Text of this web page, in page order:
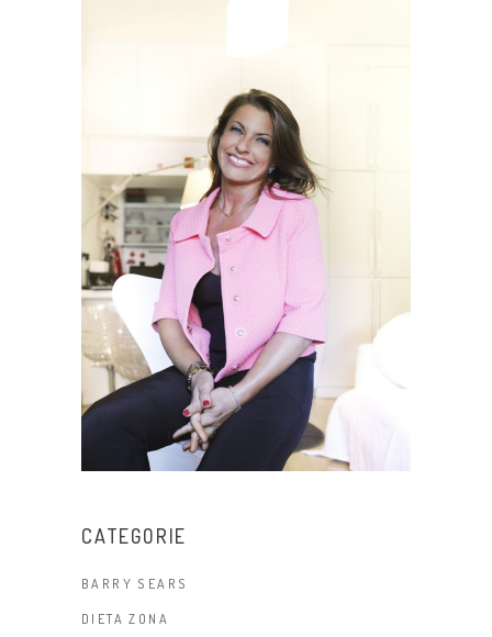
CATEGORIE
BARRY SEARS
DIETA ZONA